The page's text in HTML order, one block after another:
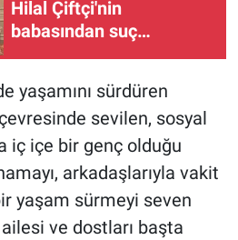
Hilal Çiftçi'nin
babasından suç
yaşamını sürdüren
sevilen, sosyal
iç içe bir genç olduğu
arkadaşlarıyla vakit
yaşam sürmeyi seven
ve dostları başta